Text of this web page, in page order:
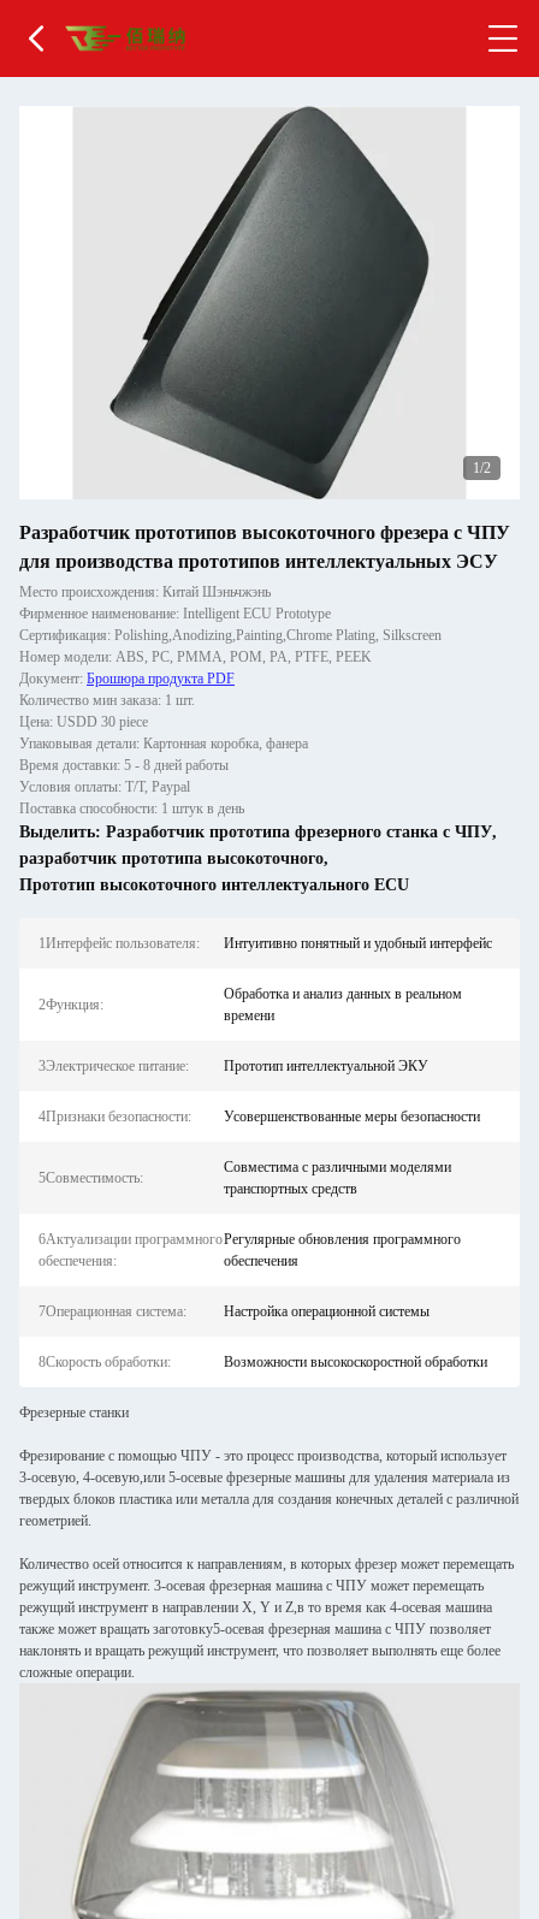
2/2
Разработчик прототипов высокоточного фрезера с ЧПУ
для производства прототипов интеллектуальных ЭСУ
Место происхождения: Китай Шэньчжэнь
Фирменное наименование: Intelligent ECU Prototype
Сертификация: Polishing,Anodizing,Painting,Chrome Plating, Silkscreen
Номер модели: ABS, PC, PMMA, POM, PA, PTFE, PEEK
Документ: Брошюра продукта PDF
Количество мин заказа: 1 шт.
Цена: USDD 30 piece
Упаковывая детали: Картонная коробка, фанера
Время доставки: 5 - 8 дней работы
Условия оплаты: T/T, Paypal
Поставка способности: 1 штук в день
Выделить: Разработчик прототипа фрезерного станка с ЧПУ,
разработчик прототипа высокоточного,
Прототип высокоточного интеллектуального ECU
1Интерфейс пользователя: Интуитивно понятный и удобный интерфейс
2Функция:
Обработка и анализ данных в реальном
времени
3Электрическое питание: Прототип интеллектуальной ЭКУ
4Признаки безопасности: Усовершенствованные меры безопасности
5Совместимость:
Совместима с различными моделями
транспортных средств
6Актуализации программного
обеспечения:
Регулярные обновления программного
обеспечения
7Операционная система: Настройка операционной системы
8Скорость обработки: Возможности высокоскоростной обработки
Фрезерные станки
Фрезирование с помощью ЧПУ - это процесс производства, который использует
3-осевую, 4-осевую,или 5-осевые фрезерные машины для удаления материала из
твердых блоков пластика или металла для создания конечных деталей с различной
геометрией.
Количество осей относится к направлениям, в которых фрезер может перемещать
режущий инструмент. 3-осевая фрезерная машина с ЧПУ может перемещать
режущий инструмент в направлении X, Y и Z,в то время как 4-осевая машина
также может вращать заготовку5-осевая фрезерная машина с ЧПУ позволяет
наклонять и вращать режущий инструмент, что позволяет выполнять еще более
сложные операции.